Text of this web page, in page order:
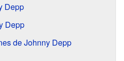
Depp
Depp
de Johnny Depp